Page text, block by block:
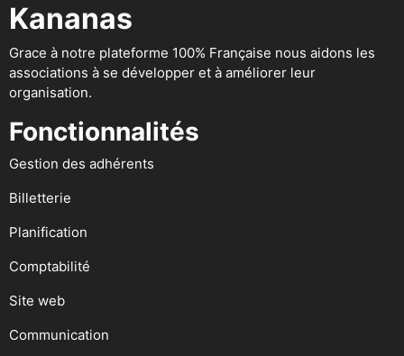
Kananas
Grace à notre plateforme 100% Française nous aidons les
associations à se développer et à améliorer leur
organisation.
Fonctionnalités
Gestion des adhérents
Billetterie
Planification
Comptabilité
Site web
Communication